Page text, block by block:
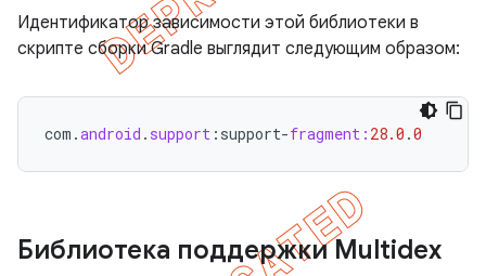
Идентификатор зависимости этой библиотеки в
скрипте сборки Gradle выглядит следующим образом:
com .android . support : support-fragment: 28.0 .0
Библиотека поддержки Multidex